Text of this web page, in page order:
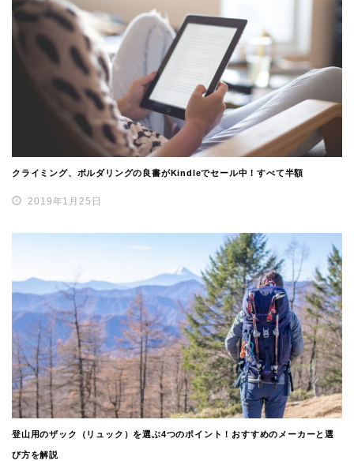
クライミング、ボルダリングの良書がKindleでセール中！すべて半額
2019年1月25日
登山用のザック（リュック）を選ぶ4つのポイント！おすすめのメーカーと選
び方を解説